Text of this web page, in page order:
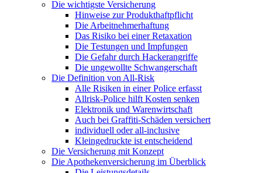
Die wichtigste Versicherung
Hinweise zur Produkthaftpflicht
Die Arbeitnehmerhaftung
Das Risiko bei einer Retaxation
Die Testungen und Impfungen
Die Gefahr durch Hackerangriffe
Die ungewollte Schwangerschaft
Die Definition von All-Risk
Alle Risiken in einer Police erfasst
Allrisk-Police hilft Kosten senken
Elektronik und Warenwirtschaft
Auch bei Graffiti-Schäden versichert
individuell oder all-inclusive
Kleingedruckte ist entscheidend
Die Versicherung mit Konzept
Die Apothekenversicherung im Überblick